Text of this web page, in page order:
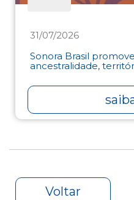
31/07/2026
Sonora Brasil
ancestralidade,
Voltar